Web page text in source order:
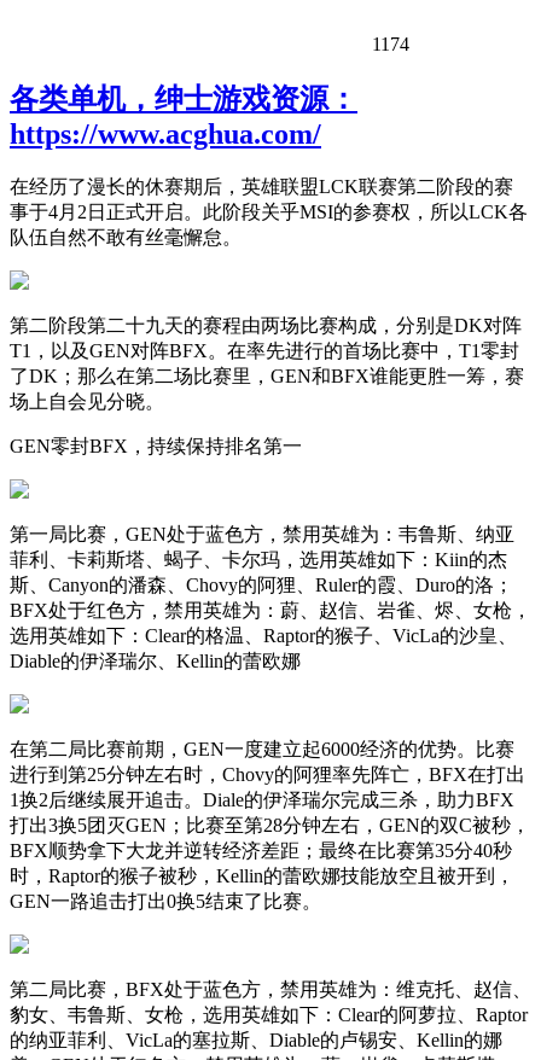
1174
各类单机，绅士游戏资源：
https://www.acghua.com/
在经历了漫长的休赛期后，英雄联盟LCK联赛第二阶段的赛
事于4月2日正式开启。此阶段关乎MSI的参赛权，所以LCK各
队伍自然不敢有丝毫懈怠。
第二阶段第二十九天的赛程由两场比赛构成，分别是DK对阵
T1，以及GEN对阵BFX。在率先进行的首场比赛中，T1零封
了DK；那么在第二场比赛里，GEN和BFX谁能更胜一筹，赛
场上自会见分晓。
GEN零封BFX，持续保持排名第一
第一局比赛，GEN处于蓝色方，禁用英雄为：韦鲁斯、纳亚
菲利、卡莉斯塔、蝎子、卡尔玛，选用英雄如下：Kiin的杰
斯、Canyon的潘森、Chovy的阿狸、Ruler的霞、Duro的洛；
BFX处于红色方，禁用英雄为：蔚、赵信、岩雀、烬、女枪，
选用英雄如下：Clear的格温、Raptor的猴子、VicLa的沙皇、
Diable的伊泽瑞尔、Kellin的蕾欧娜
在第二局比赛前期，GEN一度建立起6000经济的优势。比赛
进行到第25分钟左右时，Chovy的阿狸率先阵亡，BFX在打出
1换2后继续展开追击。Diale的伊泽瑞尔完成三杀，助力BFX
打出3换5团灭GEN；比赛至第28分钟左右，GEN的双C被秒，
BFX顺势拿下大龙并逆转经济差距；最终在比赛第35分40秒
时，Raptor的猴子被秒，Kellin的蕾欧娜技能放空且被开到，
GEN一路追击打出0换5结束了比赛。
第二局比赛，BFX处于蓝色方，禁用英雄为：维克托、赵信、
豹女、韦鲁斯、女枪，选用英雄如下：Clear的阿萝拉、Raptor
的纳亚菲利、VicLa的塞拉斯、Diable的卢锡安、Kellin的娜